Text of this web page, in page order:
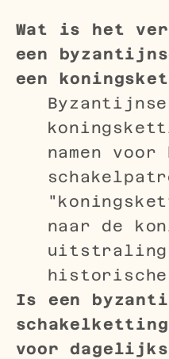
Wat is het
een
een
namen
naar de
historische
Is een
voor